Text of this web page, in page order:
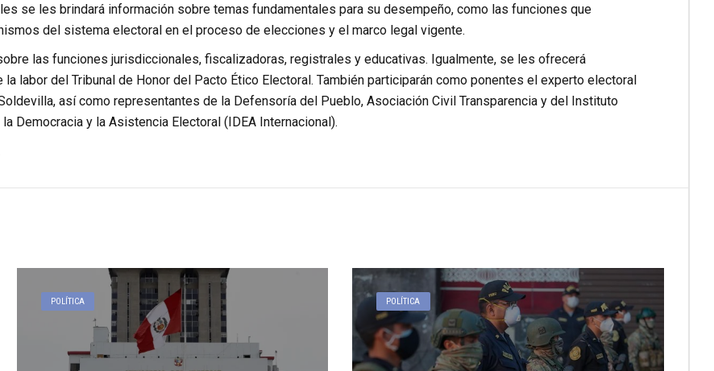
se les brindará información sobre temas fundamentales para su desempeño, como las funciones que
del sistema electoral en el proceso de elecciones y el marco legal vigente.
las funciones jurisdiccionales, fiscalizadoras, registrales y educativas. Igualmente, se les ofrecerá
la labor del Tribunal de Honor del Pacto Ético Electoral. También participarán como ponentes el experto electoral
así como representantes de la Defensoría del Pueblo, Asociación Civil Transparencia y del Instituto
Democracia y la Asistencia Electoral (IDEA Internacional).
POLÍTICA POLÍTICA